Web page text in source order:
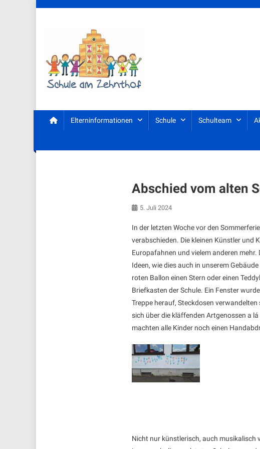
Elterninformationen Schule Schulteam
Abschied vom alten
5. Juli 2024
In der letzten Woche vor den
verabschieden. Die kleinen Künstler und
Europafahnen und vielem anderen
Ideen, wie dies auch in unserem
roten Ballon einen Stern oder einen
Briefkasten der Schule. Ein Fenster
Treppe herauf, Steckdosen
sich über die kläffenden Artgenossen a
machten alle Kinder noch einen
Nicht nur künstlerisch, auch musikalisch